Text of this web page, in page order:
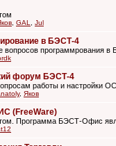
GAL Jul
в БЭСТ-4
вопросов программрования в
форум БЭСТ-4
работы и настройки
, Яков
(FreeWare)
Программа БЭСТ-Офис